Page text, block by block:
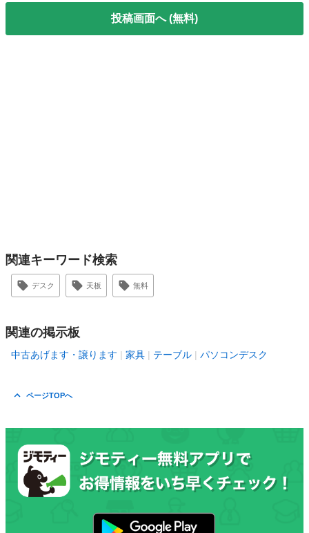
投稿画面へ (無料)
関連キーワード検索
デスク 天板 無料
関連の掲示板
中古あげます・譲ります 家具 テーブル パソコンデスク
ページTOPへ